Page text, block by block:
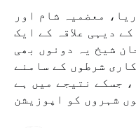
معضمیہ شام اور
دیہی علاقہ کے ایک
شیخ یہ دونوں بھی
شرطوں کے سامنے
جسکے نتیجے میں ہے